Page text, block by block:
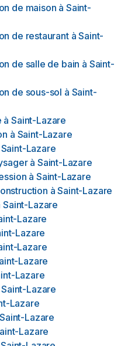
de maison à Saint-
de restaurant à Saint-
de salle de bain à Saint-
de sous-sol à Saint-
à Saint-Lazare
à Saint-Lazare
Saint-Lazare
à Saint-Lazare
à Saint-Lazare
à Saint-Lazare
Saint-Lazare
Lazare
Lazare
Lazare
Lazare
Lazare
Saint-Lazare
Lazare
Saint-Lazare
Lazare